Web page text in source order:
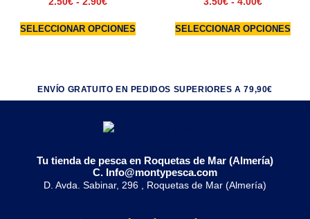
SELECCIONAR OPCIONES SELECCIONAR OPCIONES
ENVÍO GRATUITO EN PEDIDOS SUPERIORES A 79,90€
Tu tienda de pesca en Roquetas de Mar (Almería)
C. Info@montypesca.com
D. Avda. Sabinar, 296 , Roquetas de Mar (Almería)